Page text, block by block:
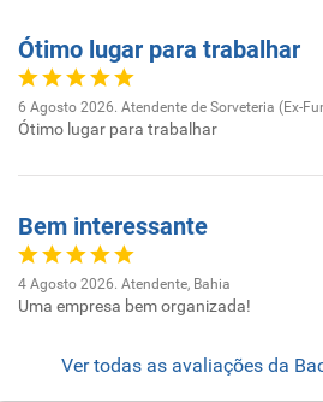
Ótimo lugar para trabalhar
6 Agosto 2026. Atendente de Sorveteria (Ex-
Ótimo lugar para trabalhar
Bem interessante
4 Agosto 2026. Atendente, Bahia
Uma empresa bem organizada!
Ver todas as avaliações da